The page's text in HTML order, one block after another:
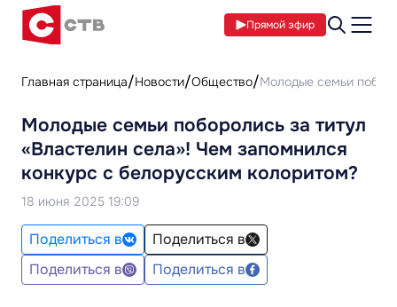
Прямой эфир
Главная страница Новости Общество Молодые семьи
Молодые семьи поборолись за титул
«Властелин села»! Чем запомнился
конкурс с белорусским колоритом?
18 июня 2025 19:09
Поделиться в
Поделиться в
Поделиться в
Поделиться в